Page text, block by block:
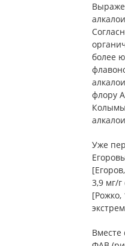
более
флору
Уже
3,9 мг/